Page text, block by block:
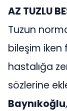
AZ TUZLU
Tuzun
bileşim iken
hastalığa
sözlerine
Baynıkoğlu